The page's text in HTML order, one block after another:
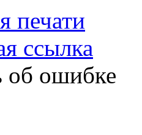
печати
ссылка
ошибке